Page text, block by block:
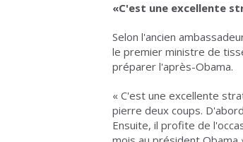
«C'est une excellente
Selon l'ancien
le premier ministre de
préparer l'après-Obama.
« C'est une excellente
pierre deux coups.
Ensuite, il profite de